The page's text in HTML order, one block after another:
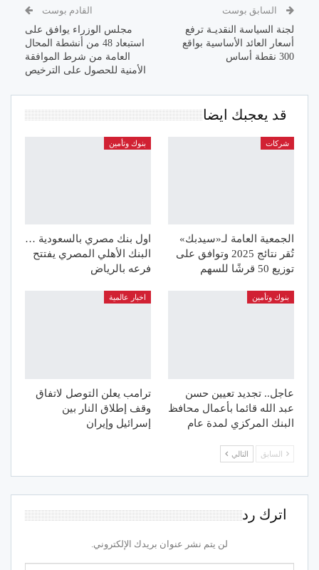
السابق بوست
لجنة السياسة النقديـة ترفع
أسعار العائد الأساسية بواقع
300 نقطة أساس
القادم بوست
مجلس الوزراء يوافق على
استبعاد 48 من أنشطة المحال
العامة من شرط الموافقة
الأمنية للحصول على الترخيص
قد يعجبك ايضا
شركات
الجمعية العامة لـ«سيدبك»
تُقر نتائج 2025 وتوافق على
توزيع 50 قرشًا للسهم
بنوك وتأمين
اول بنك مصري بالسعودية …
البنك الأهلي المصري يفتتح
فرعه بالرياض
بنوك وتأمين
عاجل.. تجديد تعيين حسن
عبد الله قائما بأعمال محافظ
البنك المركزي لمدة عام
اخبار عالمية
ترامب يعلن التوصل لاتفاق
وقف إطلاق النار بين
إسرائيل وإيران
السابق التالي
اترك رد
لن يتم نشر عنوان بريدك الإلكتروني.